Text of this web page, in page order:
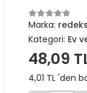
Marka:
Kategori: Ev
48,09
4,01 TL 'den